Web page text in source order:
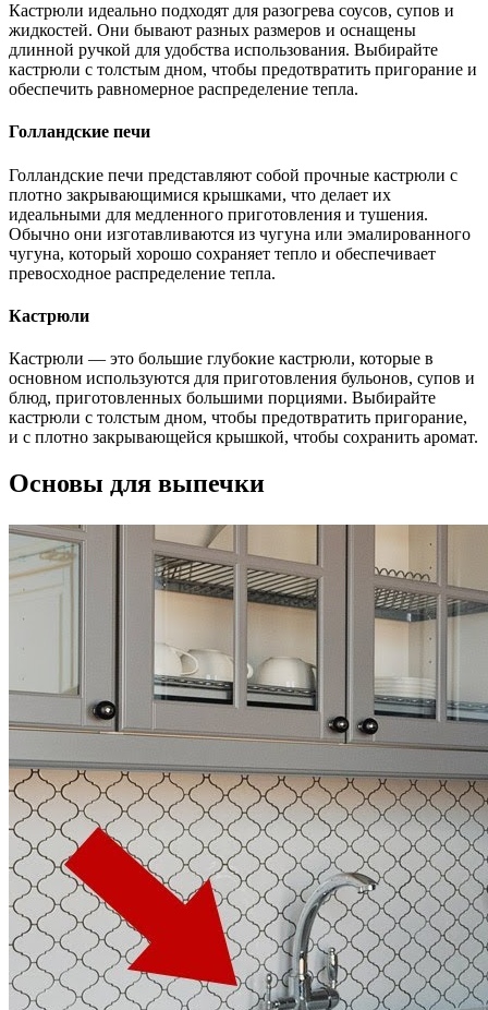
Кастрюли идеально подходят для разогрева соусов, супов и
жидкостей. Они бывают разных размеров и оснащены
длинной ручкой для удобства использования. Выбирайте
кастрюли с толстым дном, чтобы предотвратить пригорание и
обеспечить равномерное распределение тепла.
Голландские печи
Голландские печи представляют собой прочные кастрюли с
плотно закрывающимися крышками, что делает их
идеальными для медленного приготовления и тушения.
Обычно они изготавливаются из чугуна или эмалированного
чугуна, который хорошо сохраняет тепло и обеспечивает
превосходное распределение тепла.
Кастрюли
Кастрюли — это большие глубокие кастрюли, которые в
основном используются для приготовления бульонов, супов и
блюд, приготовленных большими порциями. Выбирайте
кастрюли с толстым дном, чтобы предотвратить пригорание,
и с плотно закрывающейся крышкой, чтобы сохранить аромат.
Основы для выпечки